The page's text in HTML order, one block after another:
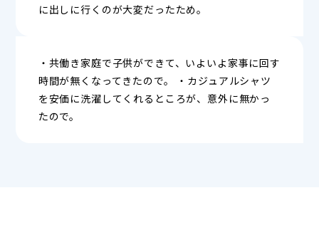
に出しに行くのが大変だったため。
・共働き家庭で子供ができて、いよいよ家事に回す
時間が無くなってきたので。 ・カジュアルシャツ
を安価に洗濯してくれるところが、意外に無かっ
たので。